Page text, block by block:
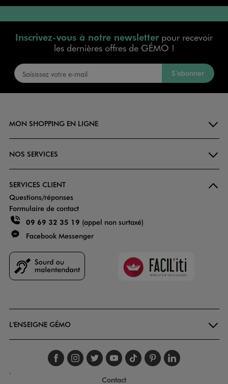
Inscrivez-vous à notre newsletterpour recevoir
les dernières offres de GÉMO !
S’abonner
MON SHOPPING EN LIGNE
NOS SERVICES
SERVICES CLIENT
Questions/réponses
Formulaire de contact
09 69 32 35 19 (appel non surtaxé)
Facebook Messenger
Faciliti
L'ENSEIGNE GÉMO
Suivez-nous sur
Suivez-nous sur
Suivez-nous sur
Suivez-nous
Suivez-nous
Suivez-
.
Contact